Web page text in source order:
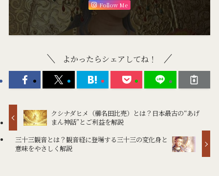
Follow Me
よかったらシェアしてね！
クシナダヒメ（櫛名田比売）とは？日本最古の“あげ
まん神話”とご利益を解説
三十三観音とは？観音経に登場する三十三の変化身と
意味をやさしく解説